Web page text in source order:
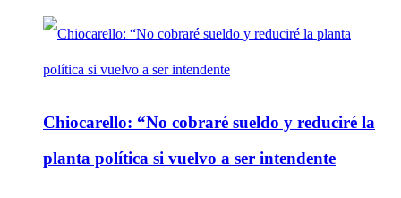
Chiocarello: “No cobraré sueldo y reduciré la
planta política si vuelvo a ser intendente